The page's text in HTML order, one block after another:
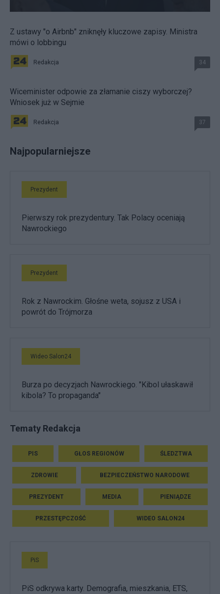
Z ustawy "o Airbnb" zniknęły kluczowe zapisy. Ministra
mówi o lobbingu
Redakcja 34
Wiceminister odpowie za złamanie ciszy wyborczej?
Wniosek już w Sejmie
Redakcja 37
Najpopularniejsze
Prezydent
Pierwszy rok prezydentury. Tak Polacy oceniają
Nawrockiego
Prezydent
Rok z Nawrockim. Głośne weta, sojusz z USA i
powrót do Trójmorza
Wideo Salon24
Burza po decyzjach Nawrockiego. "Kibol ułaskawił
kibola? To propaganda"
Tematy Redakcja
PIS GŁOS REGIONÓW ŚLEDZTWA
ZDROWIE BEZPIECZEŃSTWO NARODOWE
PREZYDENT MEDIA PIENIĄDZE
PRZESTĘPCZOŚĆ WIDEO SALON24
PiS
PiS odkrywa karty. Demografia, mieszkania, ETS,